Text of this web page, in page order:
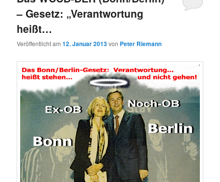
– Gesetz: „Verantwortung
heißt…
Veröffentlicht am12. Januar 2013von Peter Riemann